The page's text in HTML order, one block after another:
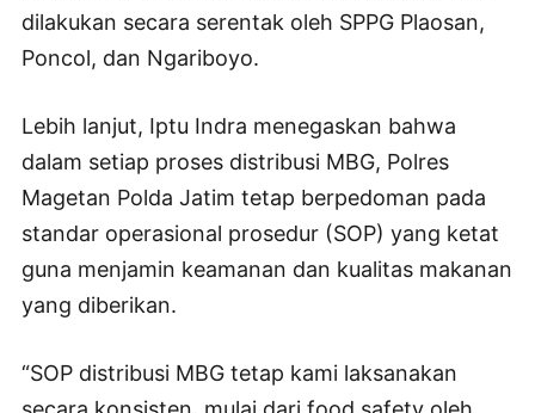
dilakukan secara serentak oleh SPPG Plaosan,
Poncol, dan Ngariboyo.
Lebih lanjut, Iptu Indra menegaskan bahwa
dalam setiap proses distribusi MBG, Polres
Magetan Polda Jatim tetap berpedoman pada
standar operasional prosedur (SOP) yang ketat
guna menjamin keamanan dan kualitas makanan
yang diberikan.
“SOP distribusi MBG tetap kami laksanakan